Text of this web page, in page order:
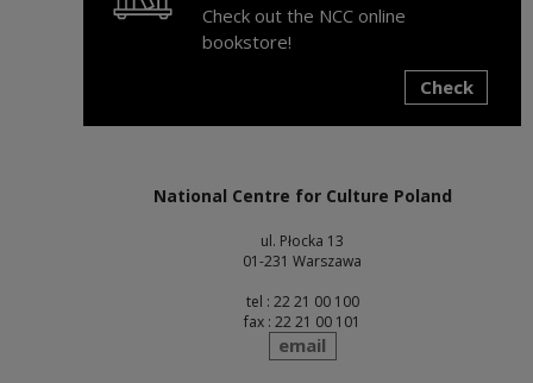
Check out the NCC online
bookstore!
Check
National Centre for Culture Poland
ul. Płocka 13
01-231 Warszawa
tel : 22 21 00 100
fax : 22 21 00 101
send
email